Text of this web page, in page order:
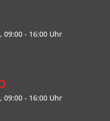
09:00 - 16:00 Uhr
09:00 - 16:00 Uhr